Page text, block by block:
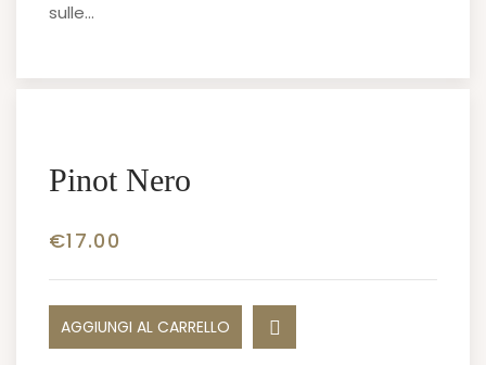
sulle…
Pinot Nero
€17.00
AGGIUNGI AL CARRELLO